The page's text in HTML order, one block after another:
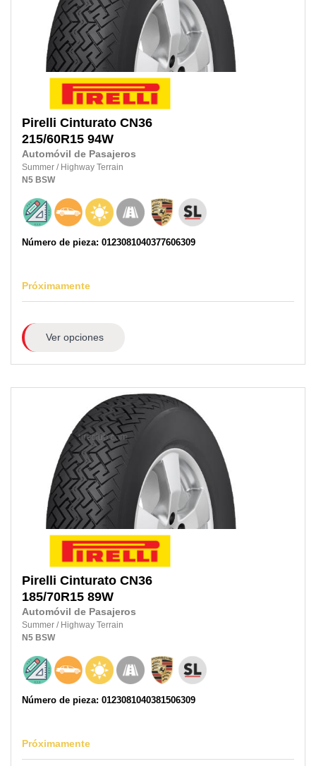
Pirelli Cinturato CN36
215/60R15 94W
Automóvil de Pasajeros
Summer / Highway Terrain
N5 BSW
Número de pieza: 0123081040377606309
Próximamente
Ver opciones
Pirelli Cinturato CN36
185/70R15 89W
Automóvil de Pasajeros
Summer / Highway Terrain
N5 BSW
Número de pieza: 0123081040381506309
Próximamente